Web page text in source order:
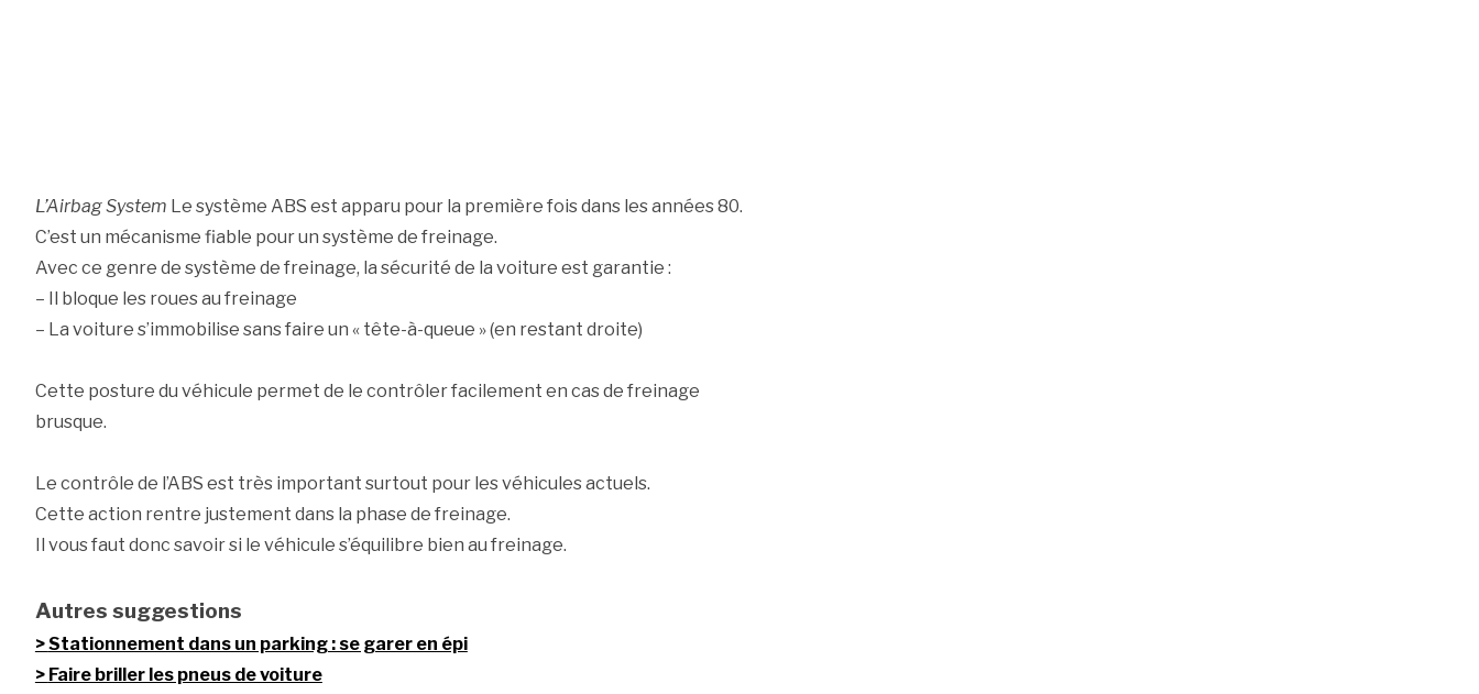
L’Airbag System Le système ABS est apparu pour la première fois dans les années 80.
C’est un mécanisme fiable pour un système de freinage.
Avec ce genre de système de freinage, la sécurité de la voiture est garantie :
– Il bloque les roues au freinage
– La voiture s’immobilise sans faire un « tête-à-queue » (en restant droite)
Cette posture du véhicule permet de le contrôler facilement en cas de freinage
brusque.
Le contrôle de l’ABS est très important surtout pour les véhicules actuels.
Cette action rentre justement dans la phase de freinage.
Il vous faut donc savoir si le véhicule s’équilibre bien au freinage.
Autres suggestions
Stationnement dans un parking : se garer en épi
Faire briller les pneus de voiture